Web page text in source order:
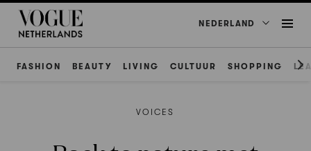
NEDERLAND
FASHION BEAUTY LIVING CULTUUR SHOPPING
VOICES